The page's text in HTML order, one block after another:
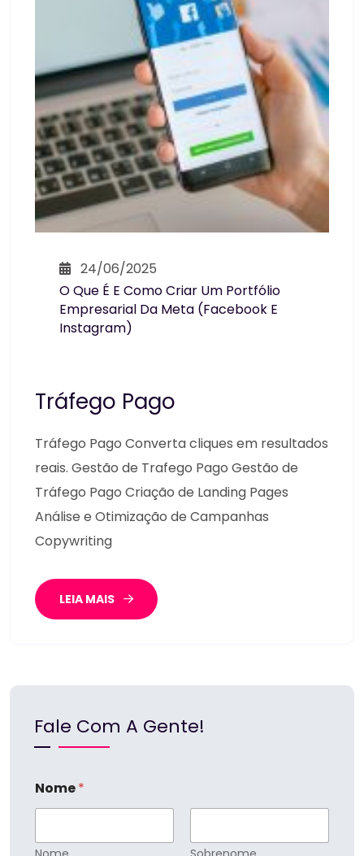
24/06/2025
O Que É E Como Criar Um Portfólio
Empresarial Da Meta (Facebook E
Instagram)
Tráfego Pago
Tráfego Pago Converta cliques em resultados
reais. Gestão de Trafego Pago Gestão de
Tráfego Pago Criação de Landing Pages
Análise e Otimização de Campanhas
Copywriting
LEIA MAIS
Fale Com A Gente!
Nome*